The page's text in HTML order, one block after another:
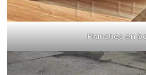
Planches en